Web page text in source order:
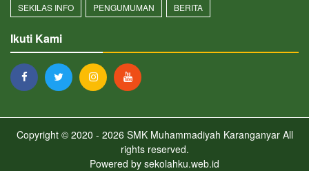
SEKILAS INFO PENGUMUMAN BERITA
Ikuti Kami
Copyright © 2020 - 2026 SMK Muhammadiyah KaranganyarAll
rights reserved.
Powered by sekolahku.web.id